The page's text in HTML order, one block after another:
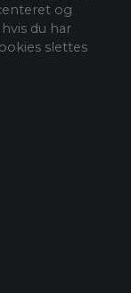
og
du har
slettes
vores